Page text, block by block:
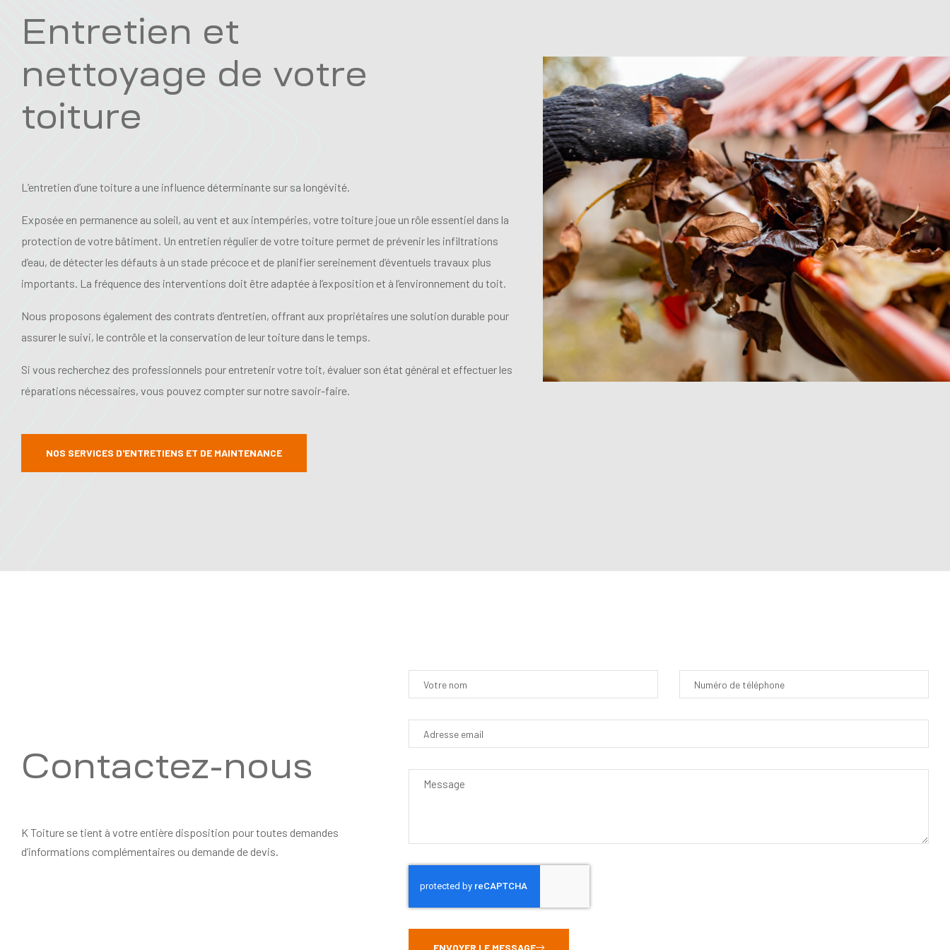
Entretien et
nettoyage de votre
toiture
L’entretien d’une toiture a une influence déterminante sur sa longévité.
Exposée en permanence au soleil, au vent et aux intempéries, votre toiture joue un rôle essentiel dans la
protection de votre bâtiment. Un entretien régulier de votre toiture permet de prévenir les infiltrations
d’eau, de détecter les défauts à un stade précoce et de planifier sereinement d’éventuels travaux plus
importants. La fréquence des interventions doit être adaptée à l’exposition et à l’environnement du toit.
Nous proposons également des contrats d’entretien, offrant aux propriétaires une solution durable pour
assurer le suivi, le contrôle et la conservation de leur toiture dans le temps.
Si vous recherchez des professionnels pour entretenir votre toit, évaluer son état général et effectuer les
réparations nécessaires, vous pouvez compter sur notre savoir-faire.
NOS SERVICES D'ENTRETIENS ET DE MAINTENANCE
Contactez-nous
K Toiture se tient à votre entière disposition pour toutes demandes
d’informations complémentaires ou demande de devis.